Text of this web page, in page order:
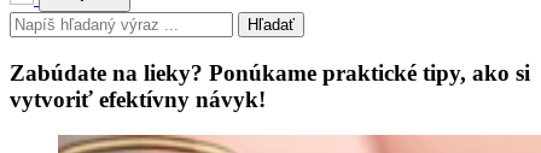
Hľadať
Zabúdate na lieky? Ponúkame praktické tipy, ako si
vytvoriť efektívny návyk!